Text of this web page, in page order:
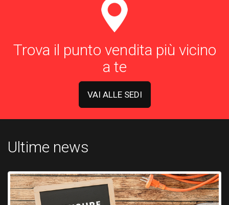
Trova il punto vendita più vicino
a te
VAI ALLE SEDI
Ultime news